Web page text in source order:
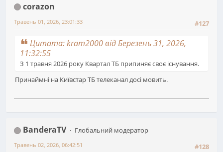
corazon
#127
Травень 01, 2026, 23:01:33
Цитата: kram2000 від Березень 31, 2026,
11:32:55
З 1 травня 2026 року Квартал ТБ припиняє своє існування.
Принаймні на Київстар ТБ телеканал досі мовить.
BanderaTV
Глобальний модератор
#128
Травень 02, 2026, 06:42:51